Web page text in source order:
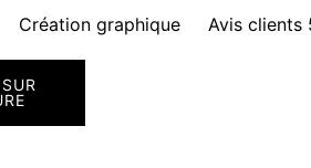
Création graphique Avis clients